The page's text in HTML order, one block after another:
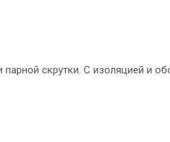
скрутки. С изоляцией и